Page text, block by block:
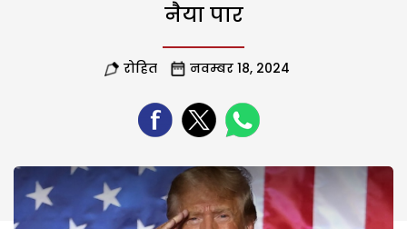
नैया पार
रोहित नवम्बर 18, 2024